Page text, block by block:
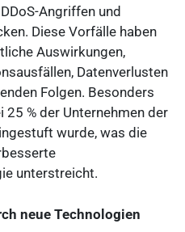
Angriffen und
Diese Vorfälle haben
Auswirkungen,
Datenverlusten
Folgen. Besonders
% der Unternehmen der
wurde, was die
unterstreicht.
neue Technologien